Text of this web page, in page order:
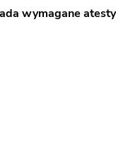
wymagane